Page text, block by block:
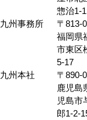
惣治1-
九州事務所
〒813-
福岡県
市東区
5-17
九州本社
〒890-
鹿児島
児島市
郎1-2-